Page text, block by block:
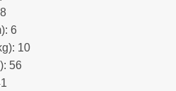
6
10
56